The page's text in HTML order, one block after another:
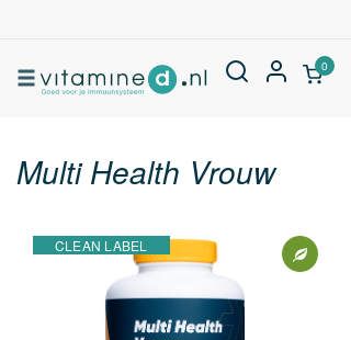
0
Multi Health Vrouw
CLEAN LABEL